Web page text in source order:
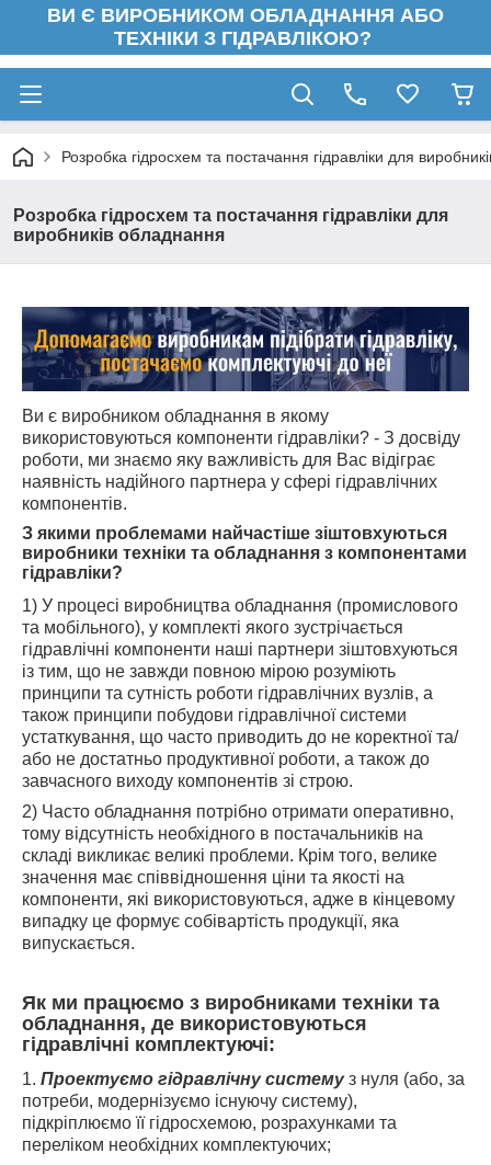
ВИ Є ВИРОБНИКОМ ОБЛАДНАННЯ АБО
ТЕХНІКИ З ГІДРАВЛІКОЮ?
Розробка гідросхем та постачання гідравліки для
Розробка гідросхем та постачання гідравліки для
виробників обладнання
Ви є виробником обладнання в якому
використовуються компоненти гідравліки? - З досвіду
роботи, ми знаємо яку важливість для Вас відіграє
наявність надійного партнера у сфері гідравлічних
компонентів.
З якими проблемами найчастіше зіштовхуються
виробники техніки та обладнання з компонентами
гідравліки?
1) У процесі виробництва обладнання (промислового
та мобільного), у комплекті якого зустрічається
гідравлічні компоненти наші партнери зіштовхуються
із тим, що не завжди повною мірою розуміють
принципи та сутність роботи гідравлічних вузлів, а
також принципи побудови гідравлічної системи
устаткування, що часто приводить до не коректної та/
або не достатньо продуктивної роботи, а також до
завчасного виходу компонентів зі строю.
2) Часто обладнання потрібно отримати оперативно,
тому відсутність необхідного в постачальників на
складі викликає великі проблеми. Крім того, велике
значення має співвідношення ціни та якості на
компоненти, які використовуються, адже в кінцевому
випадку це формує собівартість продукції, яка
випускається.
Як ми працюємо з виробниками техніки та
обладнання, де використовуються
гідравлічні комплектуючі:
1. Проектуємо гідравлічну системуз нуля (або, за
потреби, модернізуємо існуючу систему),
підкріплюємо її гідросхемою, розрахунками та
переліком необхідних комплектуючих;